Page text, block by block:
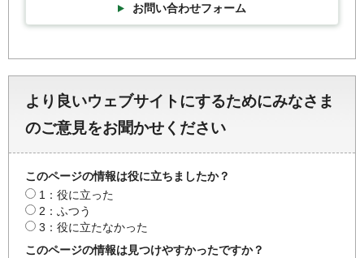
お問い合わせフォーム
より良いウェブサイトにするためにみなさま
のご意見をお聞かせください
このページの情報は役に立ちましたか？
1：役に立った
2：ふつう
3：役に立たなかった
このページの情報は見つけやすかったですか？